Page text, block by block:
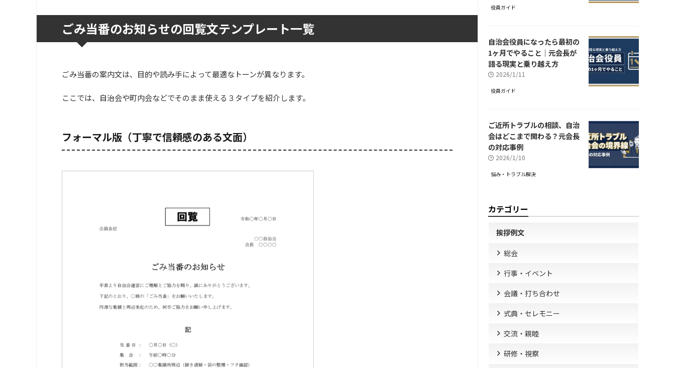
ごみ当番のお知らせの回覧文テンプレート一覧
ごみ当番の案内文は、目的や読み手によって最適なトーンが異なります。
ここでは、自治会や町内会などでそのまま使える３タイプを紹介します。
フォーマル版（丁寧で信頼感のある文面）
役員ガイド
自治会役員になったら最初の
1ヶ月でやること｜元会長が
語る現実と乗り越え方
2026/1/11
役員ガイド
ご近所トラブルの相談、自治
会はどこまで関わる？元会長
の対応事例
2026/1/10
悩み・トラブル解決
カテゴリー
挨拶例文
総会
行事・イベント
会議・打ち合わせ
式典・セレモニー
交流・親睦
研修・視察